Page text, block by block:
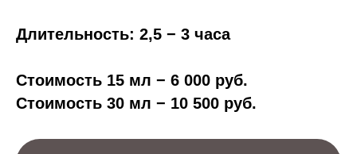
Длительность: 2,5 − 3 часа
Стоимость 15 мл − 6 000 руб.
Стоимость 30 мл − 10 500 руб.